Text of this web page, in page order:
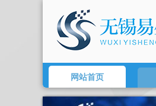
网站首页